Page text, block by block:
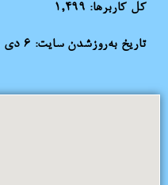
کل کاربرها: 1,499
تاریخ به‌روزشدن سایت: ۶ دی ۱۳۹۹